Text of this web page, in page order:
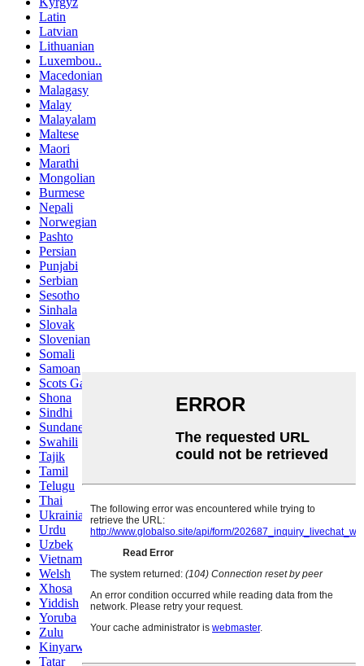
Latin
Latvian
Lithuanian
Luxembou..
Macedonian
Malagasy
Malay
Malayalam
Maltese
Maori
Marathi
Mongolian
Burmese
Nepali
Norwegian
Pashto
Persian
Punjabi
Serbian
Sesotho
Sinhala
Slovak
Slovenian
Somali
Samoan
Scots Gaelic
Shona
Sindhi
Sundanese
Swahili
Tajik
Tamil
Telugu
Thai
Ukrainian
Urdu
Uzbek
Vietnamese
Welsh
Xhosa
Yiddish
Yoruba
Zulu
Kinyarwanda
Tatar